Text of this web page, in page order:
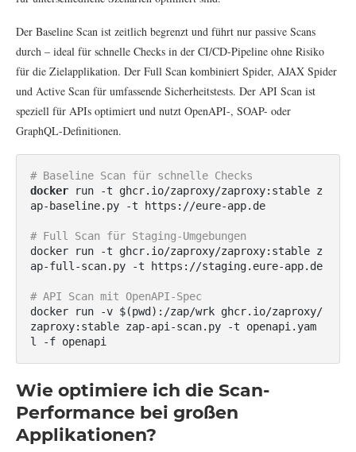
Der Baseline Scan ist zeitlich begrenzt und führt nur passive Scans
durch – ideal für schnelle Checks in der CI/CD-Pipeline ohne Risiko
für die Zielapplikation. Der Full Scan kombiniert Spider, AJAX Spider
und Active Scan für umfassende Sicherheitstests. Der API Scan ist
speziell für APIs optimiert und nutzt OpenAPI-, SOAP- oder
GraphQL-Definitionen.
# Baseline Scan für schnelle Checks
docker run -t ghcr.io/zaproxy/zaproxy:stable z
ap-baseline.py -t https://eure-app.de
# Full Scan für Staging-Umgebungen
docker run -t ghcr.io/zaproxy/zaproxy:stable z
ap-full-scan.py -t https://staging.eure-app.de
# API Scan mit OpenAPI-Spec
docker run -v $(pwd):/zap/wrk ghcr.io/zaproxy/
zaproxy:stable zap-api-scan.py -t openapi.yam
l -f openapi
Wie optimiere ich die Scan-
Performance bei großen
Applikationen?